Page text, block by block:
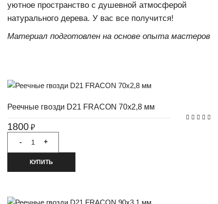
уютное пространство с душевной атмосферой
натурального дерева. У вас все получится!
Материал подготовлен на основе опыта мастеров
Реечные гвозди D21 FRACON 70x2,8 мм
1800 ₽
- +
КУПИТЬ